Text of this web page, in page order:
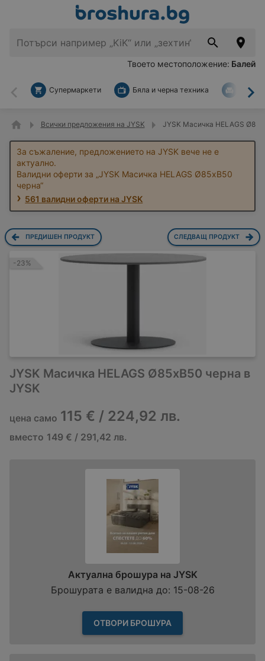
Твоето местоположение: Балей
Назад
Супермаркети Бяла и черна техника За
Всички предложения на JYSK JYSK Масичка HELAGS
За съжаление, предложението на JYSK вече не е
актуално.
Валидни оферти за „JYSK Масичка HELAGS Ø85xВ50
черна“
561 валидни оферти на JYSK
ПРЕДИШЕН ПРОДУКТ СЛЕДВАЩ ПРОДУКТ
-23%
JYSK Масичка HELAGS Ø85xВ50 черна в
JYSK
цена само 115 € / 224,92 лв.
вместо 149 € / 291,42 лв.
Актуална брошура на JYSK
Брошурата е валидна до: 15-08-26
ОТВОРИ БРОШУРА